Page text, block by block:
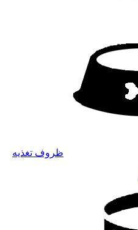
ظروف تغذیه